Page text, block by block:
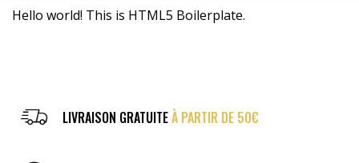
Hello world! This is HTML5 Boilerplate.
LIVRAISON GRATUITEÀ PARTIR DE 50€
AMPLIS
LIBRAIRIE